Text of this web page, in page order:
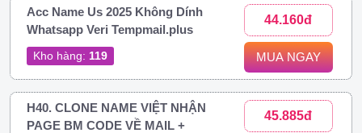
Acc Name Us 2025 Không Dính
Whatsapp Veri Tempmail.plus
Kho hàng: 119
44.160đ
MUA NGAY
H40. CLONE NAME VIỆT NHẬN
PAGE BM CODE VỀ MAIL +
45.885đ